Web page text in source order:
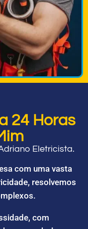
24 Horas
Eletricista.
com uma vasta
resolvemos
com